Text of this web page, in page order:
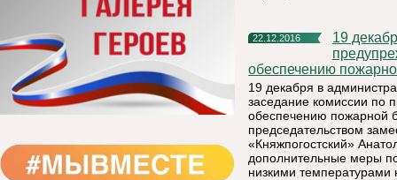
22.12.2016
19 декабря стоялось внеочередное заседание комиссии по
обеспечению
19 декабря в
заседание комиссии по
обеспечению пожарной
председательством
«Княжпогостский»
дополнительные меры
низкими температурами